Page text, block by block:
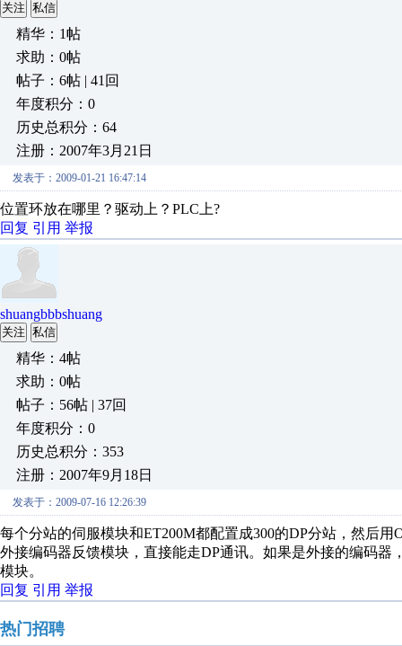
关注 私信
精华：1帖
求助：0帖
帖子：6帖 | 41回
年度积分：0
历史总积分：64
注册：2007年3月21日
发表于：2009-01-21 16:47:14
位置环放在哪里？驱动上？PLC上?
回复 引用 举报
shuangbbbshuang
关注 私信
精华：4帖
求助：0帖
帖子：56帖 | 37回
年度积分：0
历史总积分：353
注册：2007年9月18日
发表于：2009-07-16 12:26:39
每个分站的伺服模块和ET200M都配置成300的DP分站，然后
外接编码器反馈模块，直接能走DP通讯。如果是外接的编码
模块。
回复 引用 举报
热门招聘